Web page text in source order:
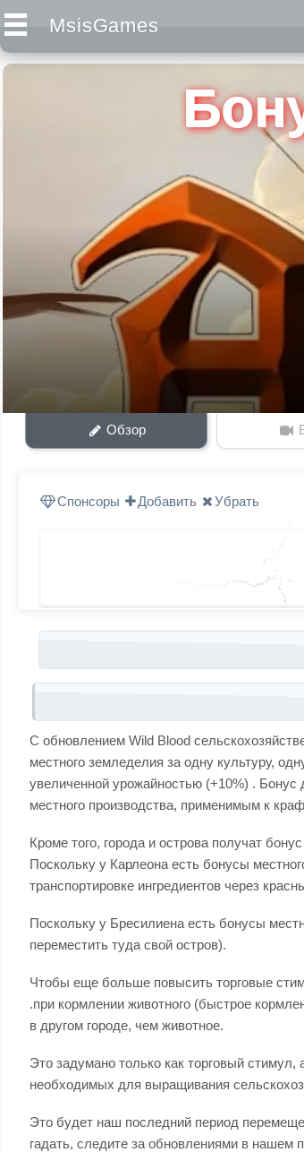
MsisGames
Обзор
Спонсоры Добавить Убрать
Запись навигация
С обновлением Wild Blood
местного земледелия за одну культуру,
увеличенной урожайностью (+10%) .
местного производства, применимым к
Кроме того, города и острова получат
Поскольку у Карлеона есть бонусы
транспортировке ингредиентов через
Поскольку у Бресилиена есть бонусы
переместить туда свой остров).
Чтобы еще больше повысить торговые
.при кормлении животного (быстрое
в другом городе, чем животное.
Это задумано только как торговый
необходимых для выращивания
Это будет наш последний период
гадать, следите за обновлениями в нашем